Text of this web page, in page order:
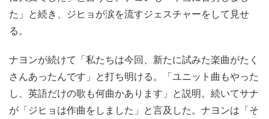
た」と続き、ジヒョが涙を流すジェスチャーをして見せ
る。
ナヨンが続けて「私たちは今回、新たに試みた楽曲がたく
さんあったんです」と打ち明ける。「ユニット曲もやった
し、英語だけの歌も何曲かあります」と説明。続いてサナ
が「ジヒョは作曲をしました」と言及した。ナヨンは「そ